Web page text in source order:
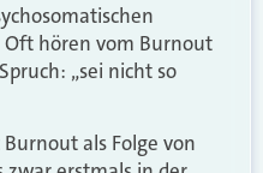
Oft hören vom Burnout
„sei nicht so
als Folge von